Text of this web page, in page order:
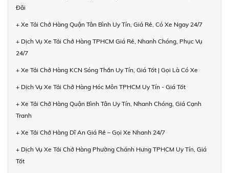
Đãi
+ Xe Tải Chở Hàng Quận Tân Bình Uy Tín, Giá Rẻ, Có Xe Ngay 24/7
+ Dịch Vụ Xe Tải Chở Hàng TPHCM Giá Rẻ, Nhanh Chóng, Phục Vụ
24/7
+ Xe Tải Chở Hàng KCN Sóng Thần Uy Tín, Giá Tốt | Gọi Là Có Xe
+ Dịch Vụ Xe Tải Chở Hàng Hóc Môn TPHCM Uy Tín - Giá Tốt
+ Xe Tải Chở Hàng Quận Bình Tân Uy Tín, Nhanh Chóng, Giá Cạnh
Tranh
+ Xe Tải Chở Hàng Dĩ An Giá Rẻ – Gọi Xe Nhanh 24/7
+ Dịch Vụ Xe Tải Chở Hàng Phường Chánh Hưng TPHCM Uy Tín, Giá
Tốt